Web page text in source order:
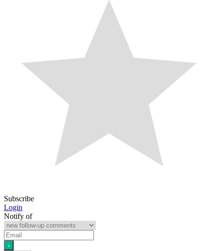
Subscribe
Login
Notify of